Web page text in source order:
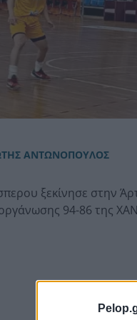
ΑΝΤΩΝΟΠΟΥΛΟΣ
ξεκίνησε στην
94-86 της